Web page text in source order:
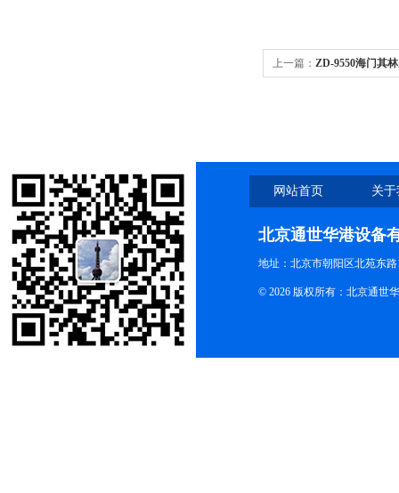
上一篇： ZD-9550海门其
网站首页 关
北京通世华港设备
地址：北京市朝阳区北苑东路
© 2026 版权所有：北京通世